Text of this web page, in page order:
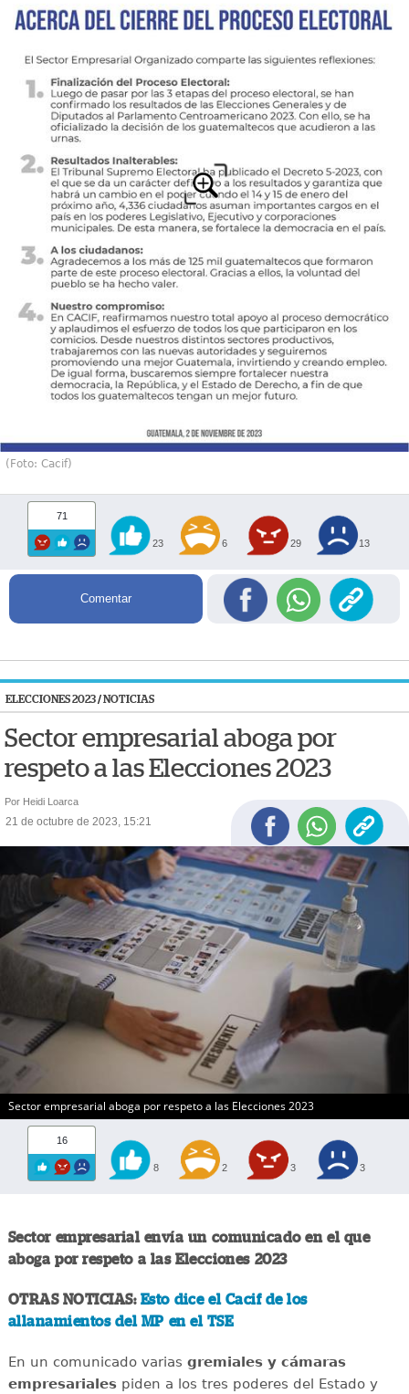
(Foto: Cacif)
71
23 6 29 13
Comentar
ELECCIONES 2023/ NOTICIAS
Sector empresarial aboga por
respeto a las Elecciones 2023
Por Heidi Loarca
21 de octubre de 2023, 15:21
Sector empresarial aboga por respeto a las Elecciones 2023
16
8 2 3 3
Sector empresarial envía un comunicado en el que
aboga por respeto a las Elecciones 2023
OTRAS NOTICIAS: Esto dice el Cacif de los
allanamientos del MP en el TSE
En un comunicado varias gremiales y cámaras
empresarialespiden a los tres poderes del Estado y